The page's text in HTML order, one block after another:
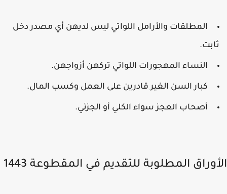
المطلقات والأرامل اللواتي ليس لديهن أي مصدر دخل
النساء المهجورات اللواتي تركهن أزواجهن.
كبار السن الغير قادرين على العمل وكسب المال.
أصحاب العجز سواء الكلي أو الجزئي.
المطلوبة للتقديم في المقطوعة 1443